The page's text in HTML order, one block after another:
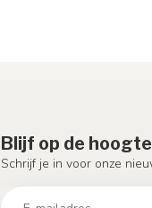
Blijf op de
Schrijf je in voor onze